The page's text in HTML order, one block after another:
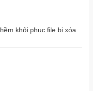
khôi phục file bị xóa